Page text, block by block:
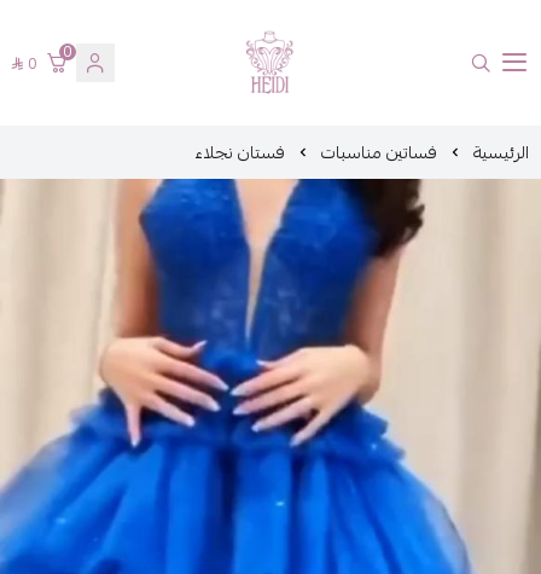
هايدي فاشن
0
0
الرئيسية فساتين مناسبات فستان نجلاء